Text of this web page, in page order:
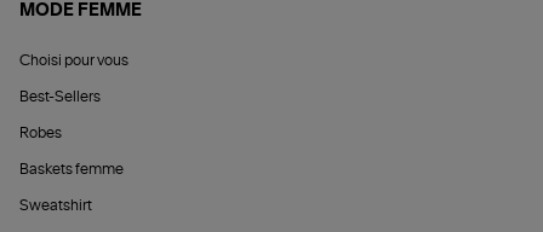
MODE FEMME
Choisi pour vous
Best-Sellers
Robes
Baskets femme
Sweatshirt